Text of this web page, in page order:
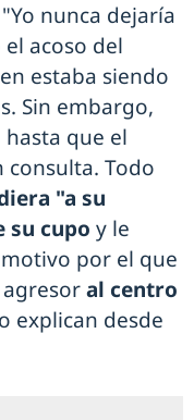
nunca dejaría
acoso del
estaba siendo
Sin embargo,
que el
Todo
"a su
su cupo y le
por el que
al centro
explican desde